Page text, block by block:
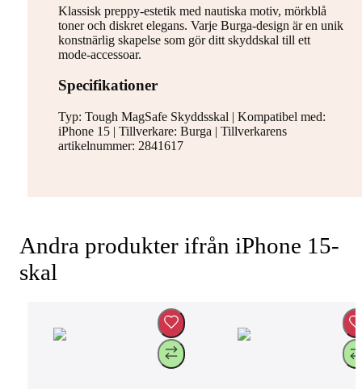
Klassisk preppy-estetik med nautiska motiv, mörkblå
toner och diskret elegans. Varje Burga-design är en unik
konstnärlig skapelse som gör ditt skyddskal till ett
mode-accessoar.
Specifikationer
Typ: Tough MagSafe Skyddsskal | Kompatibel med:
iPhone 15 | Tillverkare: Burga | Tillverkarens
artikelnummer: 2841617
Andra produkter ifrån iPhone 15-
skal